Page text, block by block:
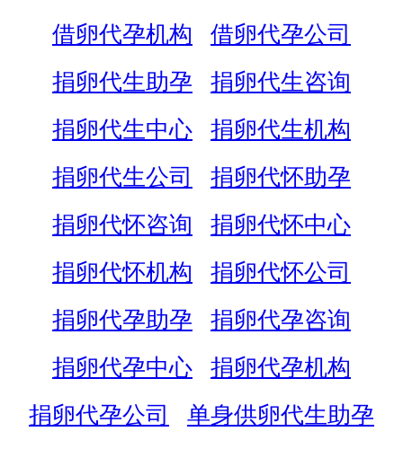
借卵代孕机构
借卵代孕公司
捐卵代生助孕
捐卵代生咨询
捐卵代生中心
捐卵代生机构
捐卵代生公司
捐卵代怀助孕
捐卵代怀咨询
捐卵代怀中心
捐卵代怀机构
捐卵代怀公司
捐卵代孕助孕
捐卵代孕咨询
捐卵代孕中心
捐卵代孕机构
捐卵代孕公司
单身供卵代生助孕